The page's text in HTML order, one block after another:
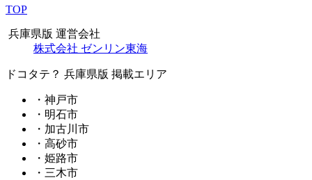
TOP
兵庫県版 運営会社
株式会社 ゼンリン東海
ドコタテ？ 兵庫県版 掲載エリア
・神戸市
・明石市
・加古川市
・高砂市
・姫路市
・三木市